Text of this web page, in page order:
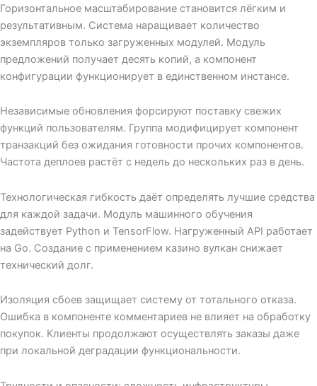
Горизонтальное масштабирование становится лёгким и
результативным. Система наращивает количество
экземпляров только загруженных модулей. Модуль
предложений получает десять копий, а компонент
конфигурации функционирует в единственном инстансе.
Независимые обновления форсируют поставку свежих
функций пользователям. Группа модифицирует компонент
транзакций без ожидания готовности прочих компонентов.
Частота деплоев растёт с недель до нескольких раз в день.
Технологическая гибкость даёт определять лучшие средства
для каждой задачи. Модуль машинного обучения
задействует Python и TensorFlow. Нагруженный API работает
на Go. Создание с применением казино вулкан снижает
технический долг.
Изоляция сбоев защищает систему от тотального отказа.
Ошибка в компоненте комментариев не влияет на обработку
покупок. Клиенты продолжают осуществлять заказы даже
при локальной деградации функциональности.